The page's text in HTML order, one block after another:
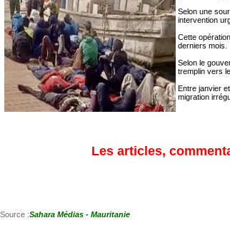
Selon une
intervention
Cette
derniers mois.
Selon le
tremplin vers
Entre janvier
migration
Les articles,
Source :Sahara Médias - Mauritanie